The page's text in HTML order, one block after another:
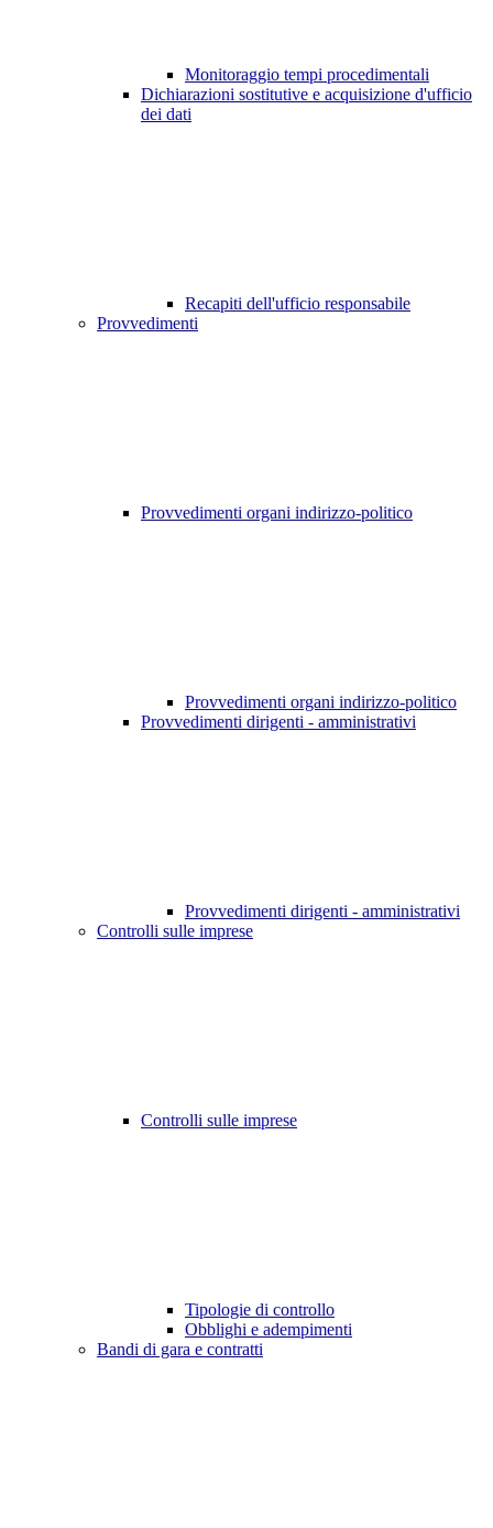
Monitoraggio tempi procedimentali
Dichiarazioni sostitutive e acquisizione d'ufficio
dei dati
Recapiti dell'ufficio responsabile
Provvedimenti
Provvedimenti organi indirizzo-politico
Provvedimenti organi indirizzo-politico
Provvedimenti dirigenti - amministrativi
Provvedimenti dirigenti - amministrativi
Controlli sulle imprese
Controlli sulle imprese
Tipologie di controllo
Obblighi e adempimenti
Bandi di gara e contratti